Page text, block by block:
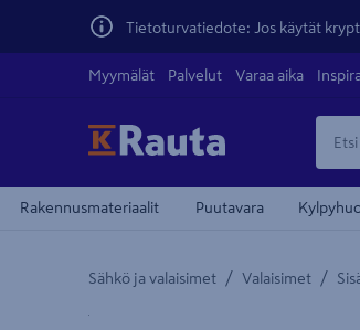
Tietoturvatiedote: Jos käytät
Myymälät Palvelut Varaa aika
Rakennusmateriaalit Puutavara
Sähkö ja valaisimet / Valaisimet /
Yksityiskohtainen kuvaus löytyy